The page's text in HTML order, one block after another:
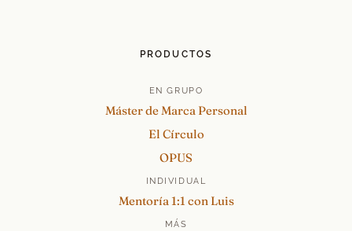
PRODUCTOS
EN GRUPO
Máster de Marca Personal
El Círculo
OPUS
INDIVIDUAL
Mentoría 1:1 con Luis
MÁS